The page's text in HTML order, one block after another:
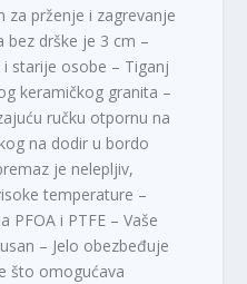
za prženje i zagrevanje
bez drške je 3 cm –
starije osobe – Tiganj
keramičkog granita –
ručku otpornu na
na dodir u bordo
je nelepljiv,
temperature –
PFOA i PTFE – Vaše
– Jelo obezbeđuje
što omogućava